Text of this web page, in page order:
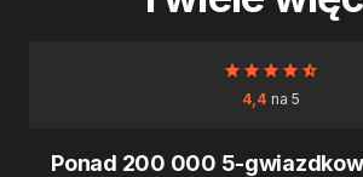
4,4 na 5
Ponad 200 000 5-